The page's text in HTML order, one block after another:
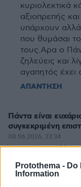
Protothema - Do
Information
κυριολεκτικά
αξιοπρεπής
υπάρχουν
που θυμάσαι
τους.Αρα ο
ζηλεύεις και
αγαπητός έχει
ΑΠΑΝΤΗΣΗ
Πάντα είναι
συγκεκριμένη
08.06.2026, 23:34
Έχει κάνει
Τμήμα ηθων,σαν